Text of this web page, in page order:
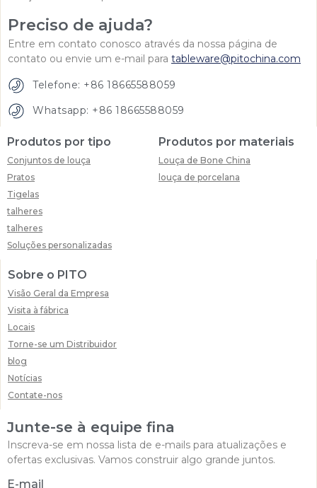
Preciso de ajuda?
Entre em contato conosco através da nossa página de
contato ou envie um e-mail para tableware@pitochina.com
Telefone: +86 18665588059
Whatsapp: +86 18665588059
Produtos por tipo
Conjuntos de louça
Pratos
Tigelas
talheres
talheres
Soluções personalizadas
Produtos por materiais
Louça de Bone China
louça de porcelana
Sobre o PITO
Visão Geral da Empresa
Visita à fábrica
Locais
Torne-se um Distribuidor
blog
Notícias
Contate-nos
Junte-se à equipe fina
Inscreva-se em nossa lista de e-mails para atualizações e
ofertas exclusivas. Vamos construir algo grande juntos.
E-mail